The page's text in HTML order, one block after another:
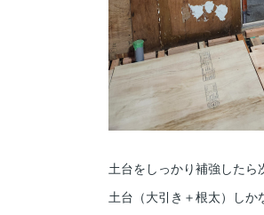
土台をしっかり補強した
土台（大引き＋根太）しか